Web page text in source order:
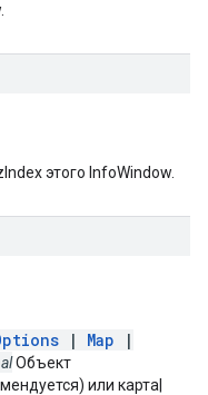
этого InfoWindow.
| Map |
Объект
или карта|